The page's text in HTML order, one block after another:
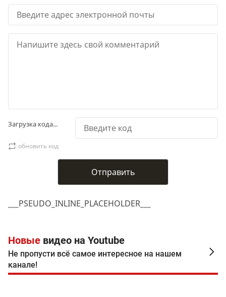
___PSEUDO_INLINE_PLACEHOLDER___
Загрузка кода...
обновить код
Новые видео на Youtube
Не пропусти всё самое интересное на нашем
канале!